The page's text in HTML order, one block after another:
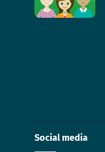
Social media